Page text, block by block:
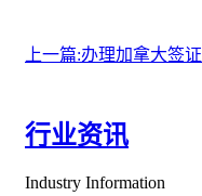
上一篇:办理加拿大签
行业资讯
Industry Information